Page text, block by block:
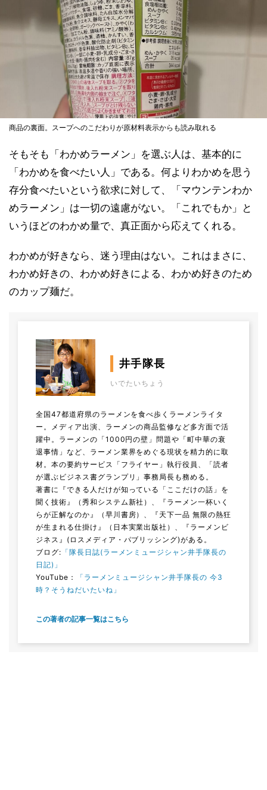
商品の裏面。スープへのこだわりが原材料表示からも読み取れる
そもそも「わかめラーメン」を選ぶ人は、基本的に
「わかめを食べたい人」である。何よりわかめを思う
存分食べたいという欲求に対して、「マウンテンわか
めラーメン」は一切の遠慮がない。「これでもか」と
いうほどのわかめ量で、真正面から応えてくれる。
わかめが好きなら、迷う理由はない。これはまさに、
わかめ好きの、わかめ好きによる、わかめ好きのため
のカップ麺だ。
井手隊長
いでたいちょう
全国47都道府県のラーメンを食べ歩くラーメンライタ
ー。メディア出演、ラーメンの商品監修など多方面で活
躍中。ラーメンの「1000円の壁」問題や「町中華の衰
退事情」など、ラーメン業界をめぐる現状を精力的に取
材。本の要約サービス「フライヤー」執行役員、「読者
が選ぶビジネス書グランプリ」事務局長も務める。
著書に『できる人だけが知っている「ここだけの話」を
聞く技術』（秀和システム新社）、『ラーメン一杯いく
らが正解なのか』（早川書房）、『天下一品 無限の熱狂
が生まれる仕掛け』（日本実業出版社）、『ラーメンビ
ジネス』(ロスメディア・パブリッシング)がある。
ブログ: 「隊長日誌(ラーメンミュージシャン井手隊長の
日記)」
YouTube：
「ラーメンミュージシャン井手隊長の 今3
時？そうねだいたいね」
この著者の記事一覧はこちら